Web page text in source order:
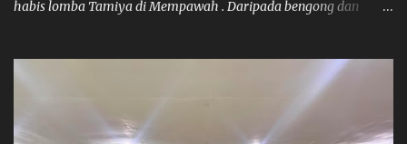
habis lomba Tamiya di Mempawah . Daripada bengong dan